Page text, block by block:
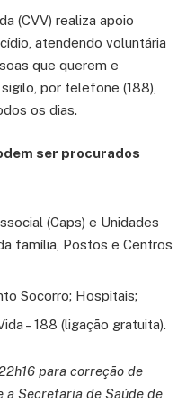
(CVV) realiza apoio
atendendo voluntária
que querem e
por telefone (188),
os dias.
ser procurados
(Caps) e Unidades
família, Postos e Centros
Socorro; Hospitais;
– 188 (ligação gratuita).
para correção de
a Secretaria de Saúde de